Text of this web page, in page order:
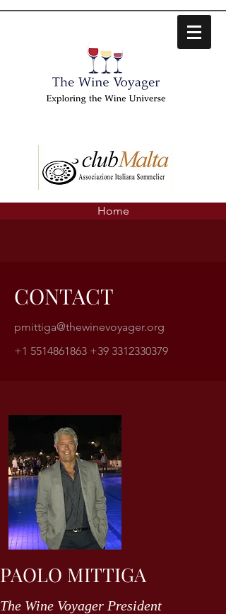
Home
CONTACT
pmittiga@thewinevoyager.org
+1 5514861863 +39 3312330379
PAOLO MITTIGA
The Wine Voyager President